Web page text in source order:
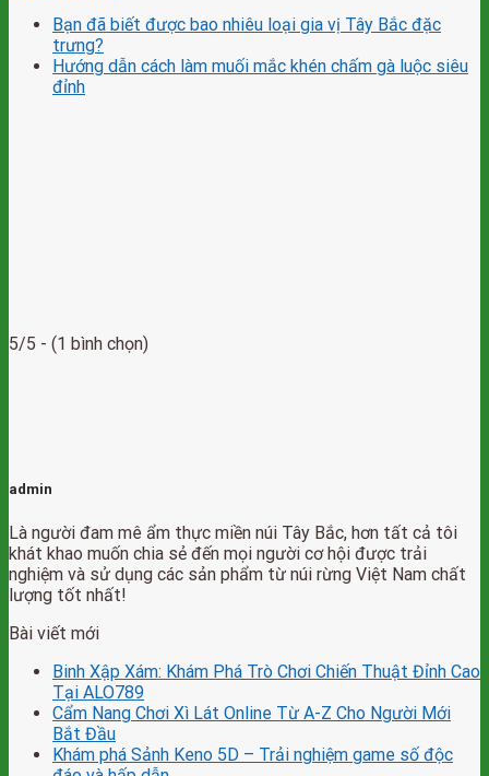
Bạn đã biết được bao nhiêu loại gia vị Tây Bắc đặc
trưng?
Hướng dẫn cách làm muối mắc khén chấm gà luộc siêu
đỉnh
5/5 - (1 bình chọn)
admin
Là người đam mê ẩm thực miền núi Tây Bắc, hơn tất cả tôi
khát khao muốn chia sẻ đến mọi người cơ hội được trải
nghiệm và sử dụng các sản phẩm từ núi rừng Việt Nam chất
lượng tốt nhất!
Bài viết mới
Binh Xập Xám: Khám Phá Trò Chơi Chiến Thuật Đỉnh Cao
Tại ALO789
Cẩm Nang Chơi Xì Lát Online Từ A-Z Cho Người Mới
Bắt Đầu
Khám phá Sảnh Keno 5D – Trải nghiệm game số độc